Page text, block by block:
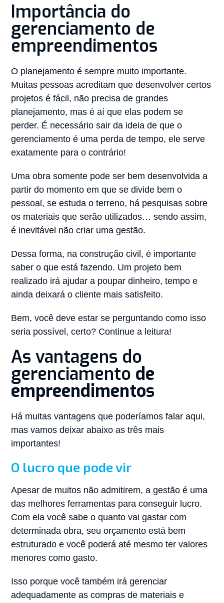
Importância do
gerenciamento de
empreendimentos
O planejamento é sempre muito importante.
Muitas pessoas acreditam que desenvolver certos
projetos é fácil, não precisa de grandes
planejamento, mas é aí que elas podem se
perder. É necessário sair da ideia de que o
gerenciamento é uma perda de tempo, ele serve
exatamente para o contrário!
Uma obra somente pode ser bem desenvolvida a
partir do momento em que se divide bem o
pessoal, se estuda o terreno, há pesquisas sobre
os materiais que serão utilizados… sendo assim,
é inevitável não criar uma gestão.
Dessa forma, na construção civil, é importante
saber o que está fazendo. Um projeto bem
realizado irá ajudar a poupar dinheiro, tempo e
ainda deixará o cliente mais satisfeito.
Bem, você deve estar se perguntando como isso
seria possível, certo? Continue a leitura!
As vantagens do
gerenciamento de
empreendimentos
Há muitas vantagens que poderíamos falar aqui,
mas vamos deixar abaixo as três mais
importantes!
O lucro que pode vir
Apesar de muitos não admitirem, a gestão é uma
das melhores ferramentas para conseguir lucro.
Com ela você sabe o quanto vai gastar com
determinada obra, seu orçamento está bem
estruturado e você poderá até mesmo ter valores
menores como gasto.
Isso porque você também irá gerenciar
adequadamente as compras de materiais e